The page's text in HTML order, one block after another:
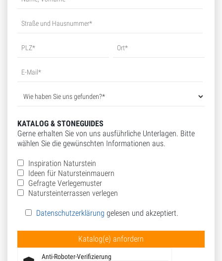
KATALOG & STONEGUIDES
Gerne erhalten Sie von uns ausführliche Unterlagen. Bitte
wählen Sie die gewünschten Informationen aus.
Inspiration Naturstein
Ideen für Natursteinmauern
Gefragte Verlegemuster
Natursteinterrassen verlegen
Datenschutzerklärung gelesen und akzeptiert.
Bitte lasse dieses Feld leer.
Anti-Roboter-Verifizierung